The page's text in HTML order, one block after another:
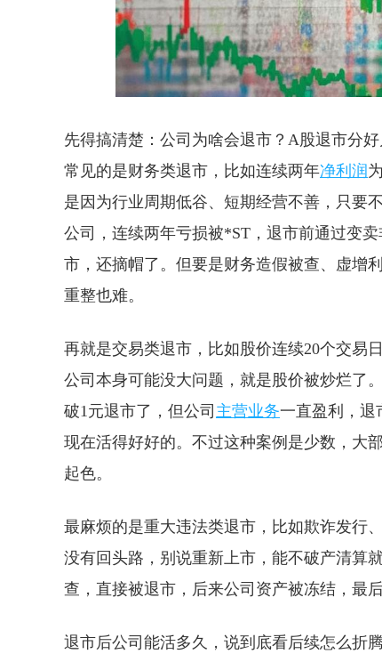
先得搞清楚：公司为啥会退市？A股退市分
常见的是财务类退市，比如连续两年净利润
是因为行业周期低谷、短期经营不善，只要
公司，连续两年亏损被*ST，退市前通过变
市，还摘帽了。但要是财务造假被查、虚增
重整也难。
再就是交易类退市，比如股价连续20个交易
公司本身可能没大问题，就是股价被炒烂了
破1元退市了，但公司 主营业务一直盈利，退
现在活得好好的。不过这种案例是少数，大
起色。
最麻烦的是重大违法类退市，比如欺诈发行
没有回头路，别说重新上市，能不破产清算
查，直接被退市，后来公司资产被冻结，最
退市后公司能活多久，说到底看后续怎么折